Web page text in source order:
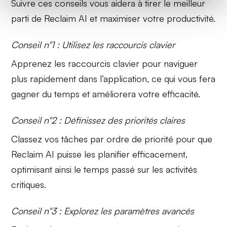
Suivre ces conseils vous aidera à tirer le meilleur
parti de Reclaim AI et maximiser votre productivité.
Conseil n°1 : Utilisez les raccourcis clavier
Apprenez les raccourcis clavier pour naviguer
plus rapidement dans l’application, ce qui vous fera
gagner du temps et améliorera votre efficacité.
Conseil n°2 : Définissez des priorités claires
Classez vos tâches par ordre de priorité pour que
Reclaim AI puisse les planifier efficacement,
optimisant ainsi le temps passé sur les activités
critiques.
Conseil n°3 : Explorez les paramètres avancés